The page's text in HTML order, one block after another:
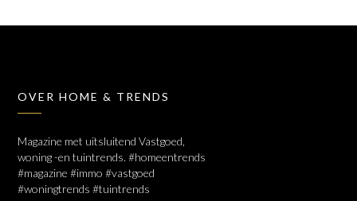
OVER HOME & TRENDS
Magazine met uitsluitend Vastgoed,
woning -en tuintrends. #homeentrends
#magazine #immo #vastgoed
#woningtrends #tuintrends